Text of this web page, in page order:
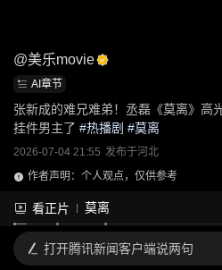
@美乐movie
AI章节
张新成的难兄难弟！丞磊《莫离》高
挂件男主了 #热播剧 #莫离
2026-07-04 21:55 发布于河北
作者声明：个人观点，仅供参考
看正片 莫离
打开腾讯新闻客户端说两句